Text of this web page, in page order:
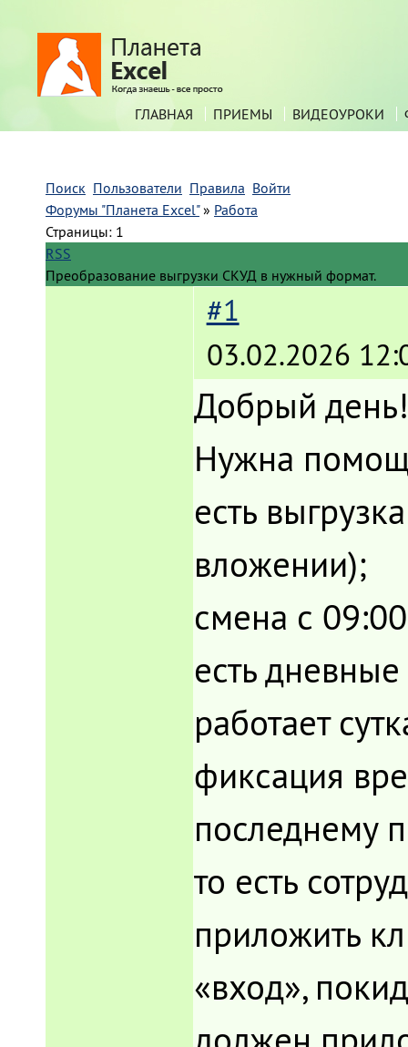
ГЛАВНАЯ ПРИЕМЫ ВИДЕОУРОКИ
Поиск Пользователи Правила Войти
Форумы "Планета Excel" » Работа
Страницы: 1
RSS
Преобразование выгрузки СКУД в нужный формат.
#1
03.02.2026
Добрый день!
Нужна
есть
вложении);
смена с
есть
работает
фиксация
последнему
то есть
приложить
«вход»,